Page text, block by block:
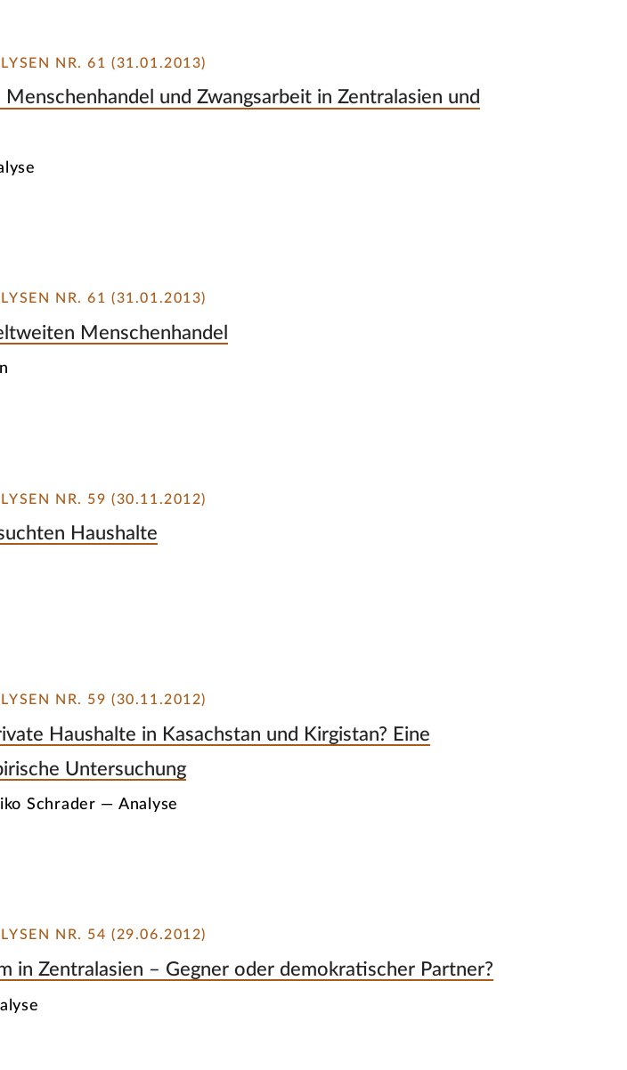
NR. 61 (31.01.2013)
Menschenhandel und Zwangsarbeit in Zentralasien und
NR. 61 (31.01.2013)
Menschenhandel
NR. 59 (30.11.2012)
Haushalte
NR. 59 (30.11.2012)
Haushalte in Kasachstan und Kirgistan? Eine
Untersuchung
Schrader — Analyse
NR. 54 (29.06.2012)
in Zentralasien – Gegner oder demokratischer Partner?